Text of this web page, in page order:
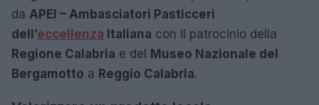
da APEI – Ambasciatori Pasticceri
dell’eccellenza Italiana con il patrocinio della
Regione Calabria e del
Museo Nazionale del
Bergamotto a Reggio Calabria.